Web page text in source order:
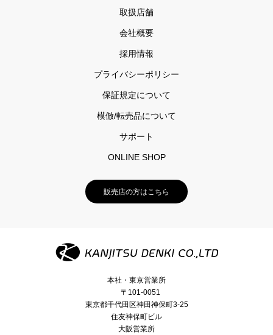
取扱店舗
会社概要
採用情報
プライバシーポリシー
保証規定について
模倣/転売品について
サポート
ONLINE SHOP
販売店の方はこちら
本社・東京営業所
〒101-0051
東京都千代田区神田神保町3-25
住友神保町ビル
大阪営業所